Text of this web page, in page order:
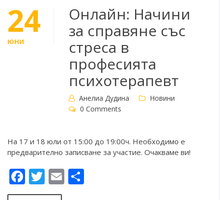
24
ЮНИ
Онлайн: Начини
за справяне със
стреса в
професията
психотерапевт
Анелиа Дудина
Новини
0 Comments
На 17 и 18 юли от 15:00 до 19:00ч. Необходимо е
предварително записване за участие. Очакваме ви!
Facebook
Twitter
Email